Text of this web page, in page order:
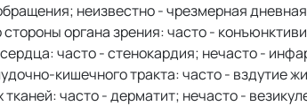
неизвестно - чрезмерная
органа зрения: часто -
часто - стенокардия; нечасто -
кишечного тракта: часто - вздутие
часто - дерматит; нечасто -